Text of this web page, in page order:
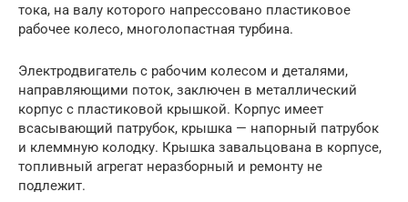
тока, на валу которого напрессовано пластиковое
рабочее колесо, многолопастная турбина.
Электродвигатель с рабочим колесом и деталями,
направляющими поток, заключен в металлический
корпус с пластиковой крышкой. Корпус имеет
всасывающий патрубок, крышка — напорный патрубок
и клеммную колодку. Крышка завальцована в корпусе,
топливный агрегат неразборный и ремонту не
подлежит.